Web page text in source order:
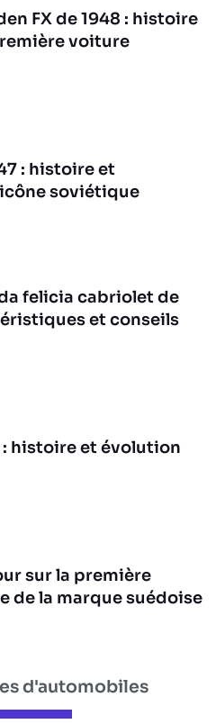
FX de 1948 : histoire
voiture
: histoire et
soviétique
felicia cabriolet de
et conseils
: histoire et évolution
sur la première
de la marque suédoise
d'automobiles